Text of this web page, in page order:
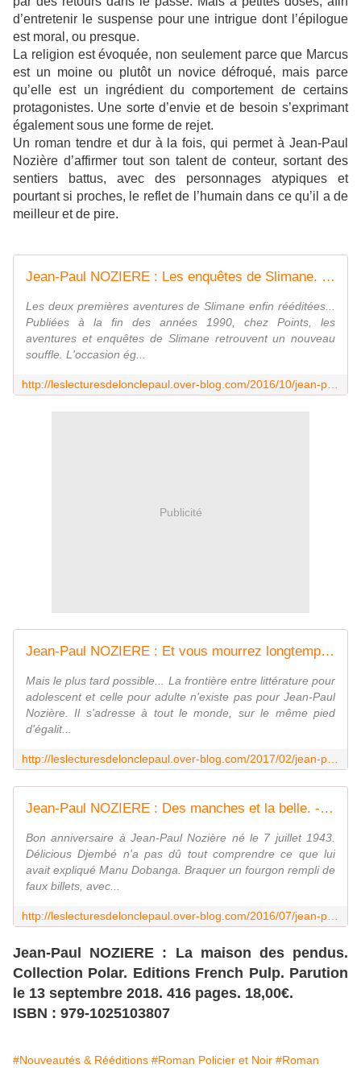
d’entretenir le suspense pour une intrigue dont l’épilogue
est moral, ou presque.
La religion est évoquée, non seulement parce que Marcus
est un moine ou plutôt un novice défroqué, mais parce
qu’elle est un ingrédient du comportement de certains
protagonistes. Une sorte d’envie et de besoin s’exprimant
également sous une forme de rejet.
Un roman tendre et dur à la fois, qui permet à Jean-Paul
Nozière d’affirmer tout son talent de conteur, sortant des
sentiers battus, avec des personnages atypiques et
pourtant si proches, le reflet de l’humain dans ce qu’il a de
meilleur et de pire.
Jean-Paul NOZIERE : Les enquêtes de Slimane. - Les Lectures de l'Oncle Paul
Les deux premières aventures de Slimane enfin rééditées...
Publiées à la fin des années 1990, chez Points, les
aventures et enquêtes de Slimane retrouvent un nouveau
souffle. L'occasion ég...
Publicité
Jean-Paul NOZIERE : Et vous mourrez longtemps. - Les Lectures de l'Oncle Paul
Mais le plus tard possible... La frontière entre littérature pour
adolescent et celle pour adulte n'existe pas pour Jean-Paul
Nozière. Il s'adresse à tout le monde, sur le même pied
d'égalit...
Jean-Paul NOZIERE : Des manches et la belle. - Les Lectures de l'Oncle Paul
Bon anniversaire à Jean-Paul Nozière né le 7 juillet 1943.
Délicious Djembé n'a pas dû tout comprendre ce que lui
avait expliqué Manu Dobanga. Braquer un fourgon rempli de
faux billets, avec...
Jean-Paul NOZIERE : La maison des pendus.
Collection Polar. Editions French Pulp. Parution
le 13 septembre 2018. 416 pages. 18,00€.
ISBN : 979-1025103807
#Nouveautés & Rééditions #Roman Policier et Noir #Roman